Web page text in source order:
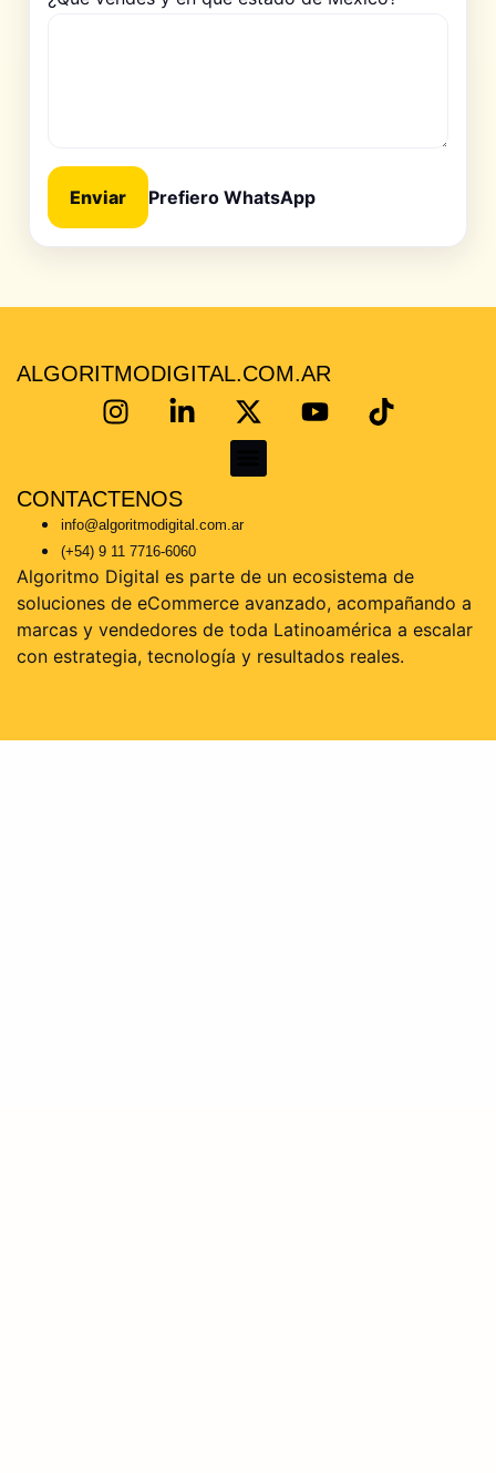
Enviar Prefiero WhatsApp
ALGORITMODIGITAL.COM.AR
CONTACTENOS
info@algoritmodigital.com.ar
(+54) 9 11 7716-6060
Algoritmo Digital es parte de un ecosistema de
soluciones de eCommerce avanzado, acompañando a
marcas y vendedores de toda Latinoamérica a escalar
con estrategia, tecnología y resultados reales.